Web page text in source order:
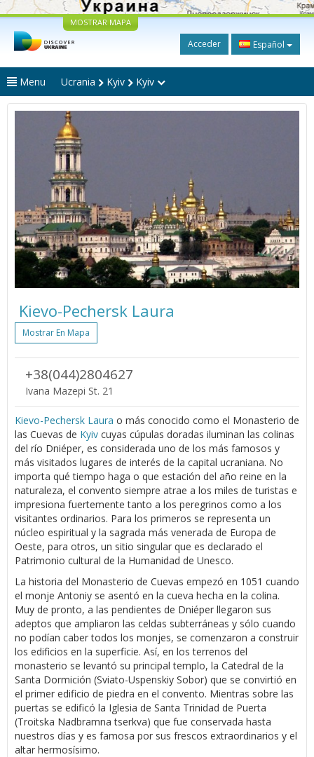
MOSTRAR MAPA
Acceder Español
Menu Ucrania Kyiv Kyiv
Kievo-Pechersk Laura
Mostrar En Mapa
+38(044)2804627
Ivana Mazepi St. 21
Kievo-Pechersk Laura o más conocido como el Monasterio de
las Cuevas de Kyiv cuyas cúpulas doradas iluminan las colinas
del río Dniéper, es considerada uno de los más famosos y
más visitados lugares de interés de la capital ucraniana. No
importa qué tiempo haga o que estación del año reine en la
naturaleza, el convento siempre atrae a los miles de turistas e
impresiona fuertemente tanto a los peregrinos como a los
visitantes ordinarios. Para los primeros se representa un
núcleo espiritual y la sagrada más venerada de Europa de
Oeste, para otros, un sitio singular que es declarado el
Patrimonio cultural de la Humanidad de Unesco.
La historia del Monasterio de Cuevas empezó en 1051 cuando
el monje Antoniy se asentó en la cueva hecha en la colina.
Muy de pronto, a las pendientes de Dniéper llegaron sus
adeptos que ampliaron las celdas subterráneas y sólo cuando
no podían caber todos los monjes, se comenzaron a construir
los edificios en la superficie. Así, en los terrenos del
monasterio se levantó su principal templo, la Catedral de la
Santa Dormición (Sviato-Uspenskiy Sobor) que se convirtió en
el primer edificio de piedra en el convento. Mientras sobre las
puertas se edificó la Iglesia de Santa Trinidad de Puerta
(Troitska Nadbramna tserkva) que fue conservada hasta
nuestros días y es famosa por sus frescos extraordinarios y el
altar hermosísimo.